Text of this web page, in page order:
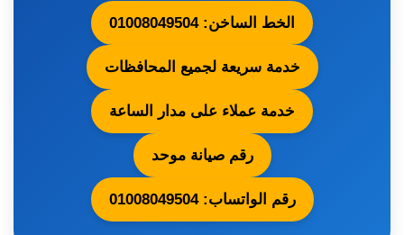
الخط الساخن: 01008049504
خدمة سريعة لجميع المحافظات
خدمة عملاء على مدار الساعة
رقم صيانة موحد
رقم الواتساب: 01008049504